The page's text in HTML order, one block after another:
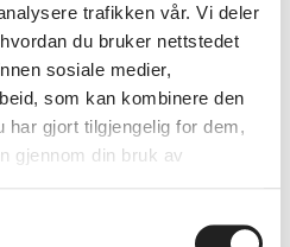
trafikken vår. Vi deler
du bruker nettstedet
sosiale medier,
som kan kombinere den
har gjort tilgjengelig for dem,
gjennom din bruk av
lokale
som har som mål å øke
kjønnslemlestelse,
Dokumentaren